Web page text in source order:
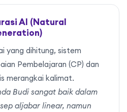
AI (Natural
yang dihitung, sistem
Pembelajaran (CP) dan
merangkai kalimat.
Budi sangat baik dalam
aljabar linear, namun